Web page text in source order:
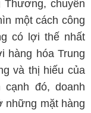
chuyên
một cách công
có lợi thế nhất
hàng hóa Trung
và thị hiếu của
đó, doanh
những mặt hàng